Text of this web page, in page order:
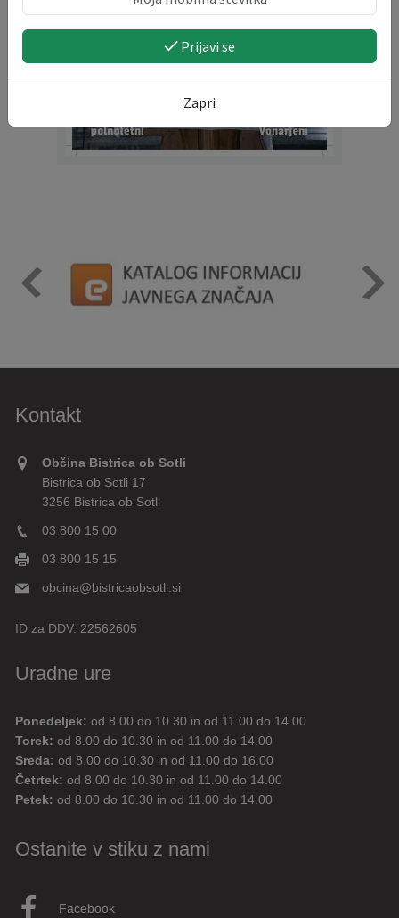
Kontakt
Občina Bistrica ob Sotli
Bistrica ob Sotli 17
3256 Bistrica ob Sotli
03 800 15 00
03 800 15 15
obcina@bistricaobsotli.si
ID za DDV: 22562605
Uradne ure
Ponedeljek: od 8.00 do 10.30 in od 11.00 do 14.00
Torek: od 8.00 do 10.30 in od 11.00 do 14.00
Sreda: od 8.00 do 10.30 in od 11.00 do 16.00
Četrtek: od 8.00 do 10.30 in od 11.00 do 14.00
Petek: od 8.00 do 10.30 in od 11.00 do 14.00
Ostanite v stiku z nami
Facebook
Digitalni pomočnik
Aktualne novice Aktualne cestne zapore
Dovolilnice za parkiranje
Prijavi se
Zapri